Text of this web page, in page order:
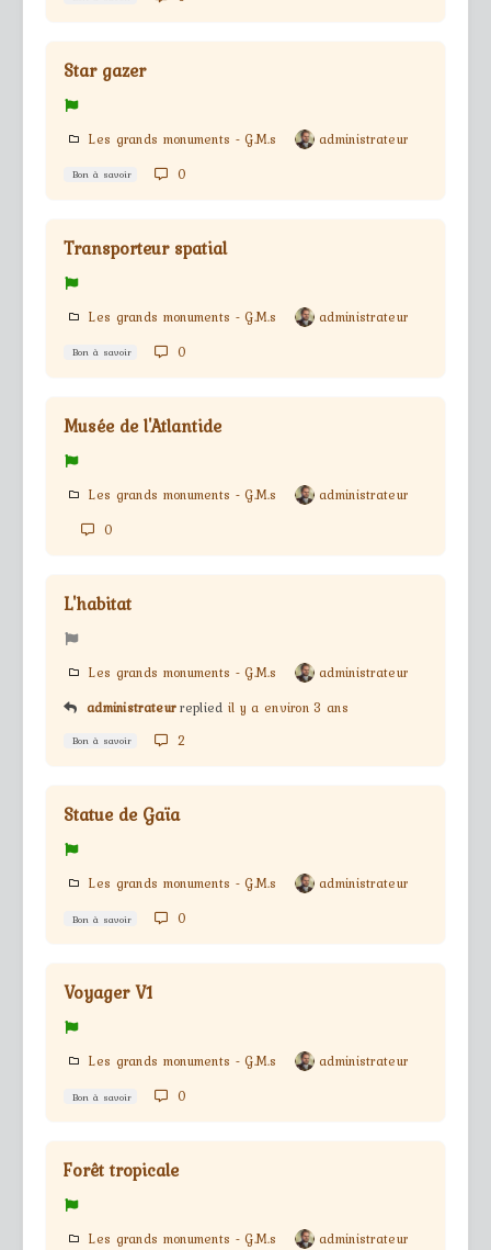
Star gazer
Les grands monuments - G.M.s administrateur
Bon à savoir 0
Transporteur spatial
Les grands monuments - G.M.s administrateur
Bon à savoir 0
Musée de l'Atlantide
Les grands monuments - G.M.s
administrateur
0
L'habitat
Les grands monuments - G.M.s
administrateur
administrateur replied il y a environ 3 ans
Bon à savoir 2
Statue de Gaïa
Les grands monuments - G.M.s administrateur
Bon à savoir 0
Voyager V1
Les grands monuments - G.M.s administrateur
Bon à savoir 0
Forêt tropicale
Les grands monuments - G.M.s administrateur